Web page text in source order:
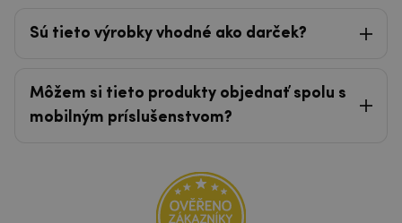
mobilným príslušenstvom?